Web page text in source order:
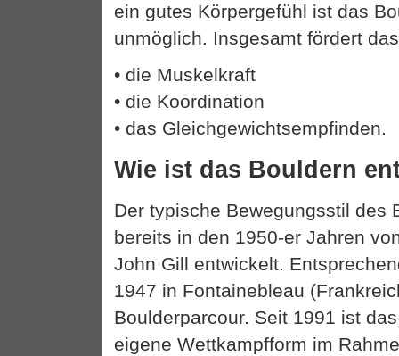
ein gutes Körpergefühl ist das
unmöglich. Insgesamt fördert
• die Muskelkraft
• die Koordination
• das Gleichgewichtsempfinden.
Wie ist das Bouldern
Der typische Bewegungsstil des
bereits in den 1950-er Jahren
John Gill entwickelt.
1947 in Fontainebleau
Boulderparcour. Seit 1991 ist
eigene Wettkampfform im